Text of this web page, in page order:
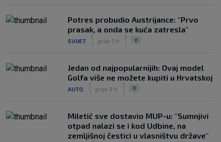
Potres probudio Austrijance: "Prvo
prasak, a onda se kuća zatresla"
SVIJET prije 7 h 0
Jedan od najpopularnijih: Ovaj model
Golfa više ne možete kupiti u Hrvatskoj
AUTO prije 9 h 0
Miletić sve dostavio MUP-u: "Sumnjivi
otpad nalazi se i kod Udbine, na
zemljišnoj čestici u vlasništvu države"